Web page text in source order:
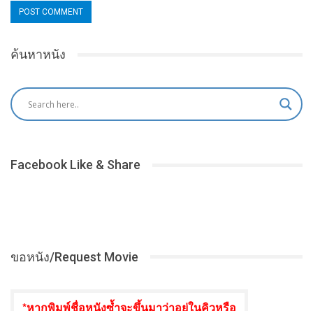
ค้นหาหนัง
Facebook Like & Share
ขอหนัง/Request Movie